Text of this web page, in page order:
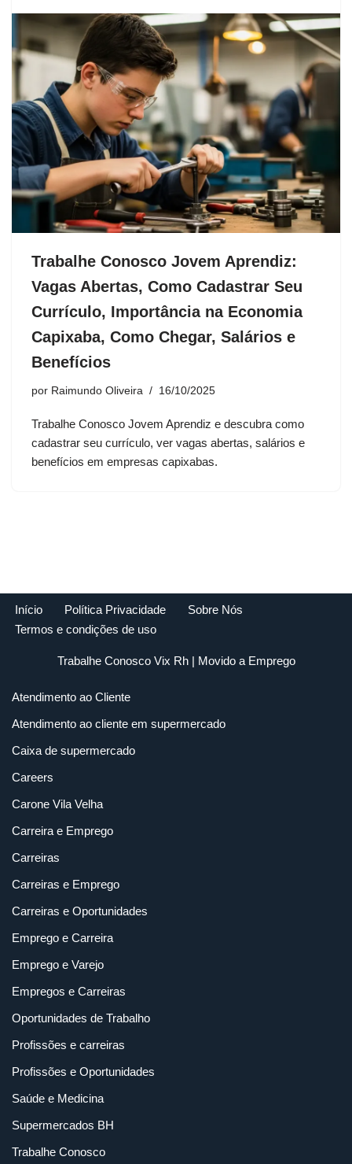
Trabalhe Conosco Jovem Aprendiz:
Vagas Abertas, Como Cadastrar Seu
Currículo, Importância na Economia
Capixaba, Como Chegar, Salários e
Benefícios
por Raimundo Oliveira 16/10/2025
Trabalhe Conosco Jovem Aprendiz e descubra como
cadastrar seu currículo, ver vagas abertas, salários e
benefícios em empresas capixabas.
Início Política Privacidade
Sobre Nós
Termos e condições de uso
Trabalhe Conosco Vix Rh| Movido a Emprego
Atendimento ao Cliente
Atendimento ao cliente em supermercado
Caixa de supermercado
Careers
Carone Vila Velha
Carreira e Emprego
Carreiras
Carreiras e Emprego
Carreiras e Oportunidades
Emprego e Carreira
Emprego e Varejo
Empregos e Carreiras
Oportunidades de Trabalho
Profissões e carreiras
Profissões e Oportunidades
Saúde e Medicina
Supermercados BH
Trabalhe Conosco